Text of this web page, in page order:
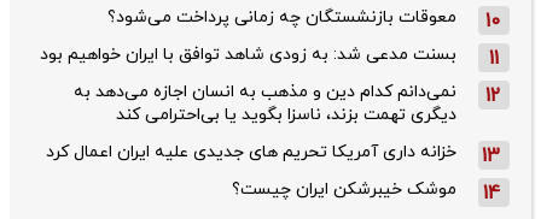
10 معوقات بازنشستگان چه زمانی پرداخت می‌شود؟
11 بسنت مدعی شد: به زودی شاهد توافق با ایران خواهیم بود
12
نمی‌دانم کدام دین و مذهب به انسان اجازه می‌دهد به
دیگری تهمت بزند، ناسزا بگوید یا بی‌احترامی کند
13 خزانه داری آمریکا تحریم های جدیدی علیه ایران اعمال کرد
14 موشک خیبرشکن ایران چیست؟